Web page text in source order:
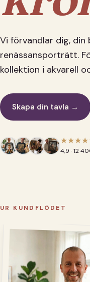
Vi förvandlar dig,
renässansporträtt.
kollektion i akvarell
Skapa din tavla →
4,9 · 12
UR KUNDFLÖDET